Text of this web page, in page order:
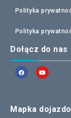
Polityka
Polityka
Dołącz do nas
Mapka